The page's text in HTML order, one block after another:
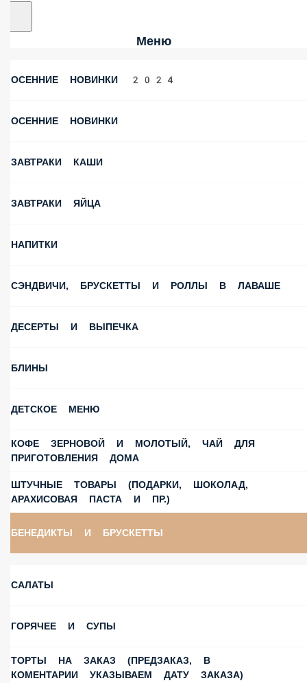
Меню
ОСЕННИЕ НОВИНКИ 2024
ОСЕННИЕ НОВИНКИ
ЗАВТРАКИ КАШИ
ЗАВТРАКИ ЯЙЦА
НАПИТКИ
СЭНДВИЧИ, БРУСКЕТТЫ И РОЛЛЫ В ЛАВАШЕ
ДЕСЕРТЫ И ВЫПЕЧКА
БЛИНЫ
ДЕТСКОЕ МЕНЮ
КОФЕ ЗЕРНОВОЙ И МОЛОТЫЙ, ЧАЙ ДЛЯ
ПРИГОТОВЛЕНИЯ ДОМА
ШТУЧНЫЕ ТОВАРЫ (ПОДАРКИ, ШОКОЛАД,
АРАХИСОВАЯ ПАСТА И ПР.)
БЕНЕДИКТЫ И БРУСКЕТТЫ
САЛАТЫ
ГОРЯЧЕЕ И СУПЫ
ТОРТЫ НА ЗАКАЗ (ПРЕДЗАКАЗ, В КОМЕНТАРИИ
УКАЗЫВАЕМ ДАТУ ЗАКАЗА)